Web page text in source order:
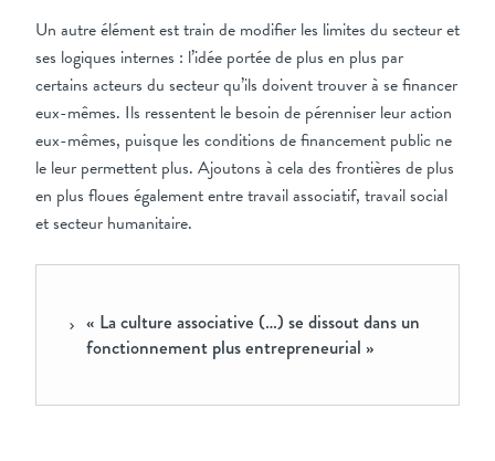
Un autre élément est train de modifier les limites du secteur et
ses logiques internes : l’idée portée de plus en plus par
certains acteurs du secteur qu’ils doivent trouver à se financer
eux-mêmes. Ils ressentent le besoin de pérenniser leur action
eux-mêmes, puisque les conditions de financement public ne
le leur permettent plus. Ajoutons à cela des frontières de plus
en plus floues également entre travail associatif, travail social
et secteur humanitaire.
« La culture associative (…) se dissout dans un
fonctionnement plus entrepreneurial »